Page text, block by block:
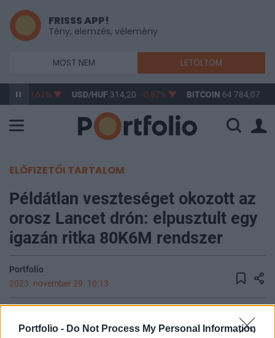
Portfolio - Do Not Process My Personal Information
FRISSS APP!
Tény, elemzés, vélemény
MOST NEM LETÖLTÖM
-0,61% USD/HUF314,20 -0,87% BITCOIN64 784,07 -
ELŐFIZETŐI TARTALOM
Példátlan veszteséget okozott az
orosz Lancet drón: elpusztult egy
igazán ritka 80K6M rendszer
Portfolio
2023. november 29. 10:13
Megsemmisített az orosz haderő egy igazán ritka,
ukrán fejlesztésű 80K6M típusú mobil